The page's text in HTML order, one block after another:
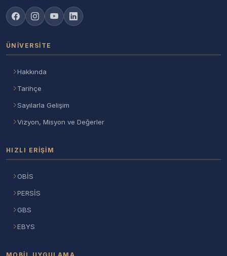
ÜNIVERSITE
Hakkında
Tarihçe
Sayılarla Gelişim
Vizyon, Misyon ve Değerler
HIZLI ERIŞIM
OBİS
PERSİS
GBS
EBYS